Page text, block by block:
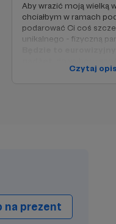
Aby wrazić moją wielką
chciałbym w ramach
podarować Ci coś
unikalnego - fizyczną
co uda mi się przywieźć
letniego zbioru
pozostaniesz moim
dłużej, możesz liczyć na
Czytaj opis
na prezent